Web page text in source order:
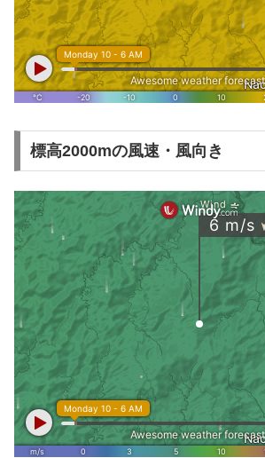
標高2000mの風速・風向き